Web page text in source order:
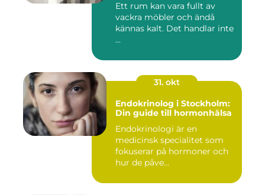
Ett rum kan vara fullt av
vackra möbler och ändå
kännas kalt. Det handlar inte
...
31. okt
Endokrinolog i Stockholm:
Din guide till hormonhälsa
Endokrinologi är en
medicinsk specialitet som
fokuserar på hormoner och
hur de påve...